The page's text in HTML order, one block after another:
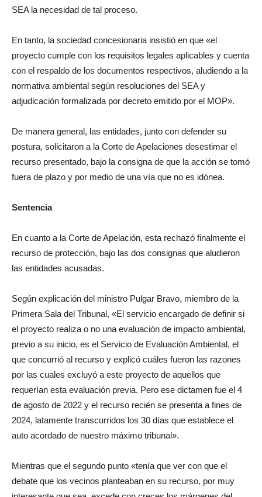
SEA la necesidad de tal proceso.
En tanto, la sociedad concesionaria insistió en que «el
proyecto cumple con los requisitos legales aplicables y cuenta
con el respaldo de los documentos respectivos, aludiendo a la
normativa ambiental según resoluciones del SEA y
adjudicación formalizada por decreto emitido por el MOP».
De manera general, las entidades, junto con defender su
postura, solicitaron a la Corte de Apelaciones desestimar el
recurso presentado, bajo la consigna de que la acción se tomó
fuera de plazo y por medio de una vía que no es idónea.
Sentencia
En cuanto a la Corte de Apelación, esta rechazó finalmente el
recurso de protección, bajo las dos consignas que aludieron
las entidades acusadas.
Según explicación del ministro Pulgar Bravo, miembro de la
Primera Sala del Tribunal, «El servicio encargado de definir si
el proyecto realiza o no una evaluación de impacto ambiental,
previo a su inicio, es el Servicio de Evaluación Ambiental, el
que concurrió al recurso y explicó cuáles fueron las razones
por las cuales excluyó a este proyecto de aquellos que
requerían esta evaluación previa. Pero ese dictamen fue el 4
de agosto de 2022 y el recurso recién se presenta a fines de
2024, latamente transcurridos los 30 días que establece el
auto acordado de nuestro máximo tribunal».
Mientras que el segundo punto «tenía que ver con que el
debate que los vecinos planteaban en su recurso, por muy